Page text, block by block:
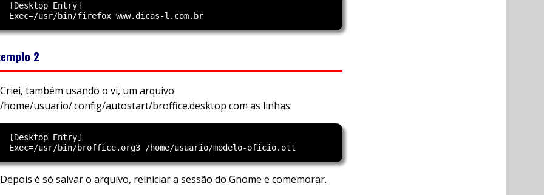
  [Desktop Entry]
2
Criei, também usando o vi, um arquivo
/home/usuario/.config/autostart/broffice.desktop com as linhas:
  [Desktop Entry]
Depois é só salvar o arquivo, reiniciar a sessão do Gnome e comemorar.